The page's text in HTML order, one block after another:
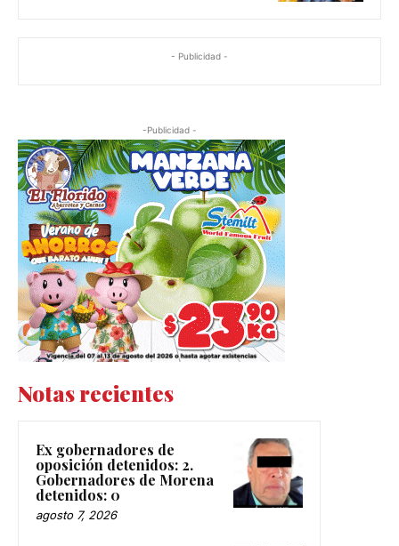
- Publicidad -
-Publicidad -
Notas recientes
Ex gobernadores de
oposición detenidos: 2.
Gobernadores de Morena
detenidos: 0
agosto 7, 2026